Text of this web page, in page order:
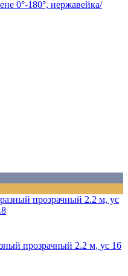
0°-180°, нержавейка/
прозрачный 2.2 м, ус 16